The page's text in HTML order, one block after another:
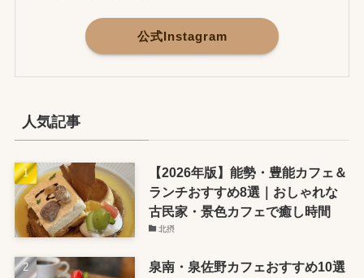
公式Instagram
人気記事
【2026年版】能勢・豊能カフェ＆
ランチおすすめ8選｜おしゃれな
古民家・景色カフェで癒し時間
北摂
泉南・泉佐野カフェおすすめ10選